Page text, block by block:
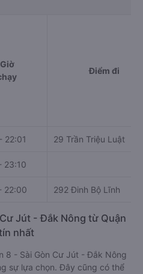
Giờ
Điểm đi
22:01 29 Trần Triệu Luật
23:10
22:00 292 Đinh Bộ Lĩnh
Jút - Đắk Nông từ Quận
nhất
8 - Sài Gòn Cư Jút - Đắk Nông
sự lựa chọn. Đây cũng có thể